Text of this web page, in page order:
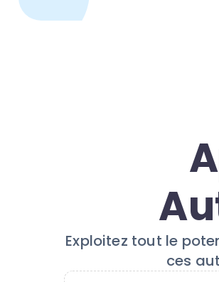
Exploitez tout le
ces